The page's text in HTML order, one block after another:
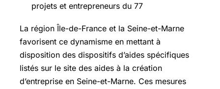
projets et entrepreneurs du 77
La région Île-de-France et la Seine-et-Marne
favorisent ce dynamisme en mettant à
disposition des dispositifs d’aides spécifiques
listés sur le site des aides à la création
d’entreprise en Seine-et-Marne. Ces mesures